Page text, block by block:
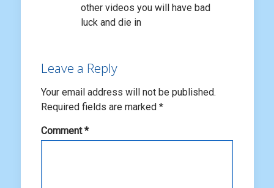
other videos you will have bad
luck and die in
Leave a Reply
Your email address will not be published.
Required fields are marked *
Comment*